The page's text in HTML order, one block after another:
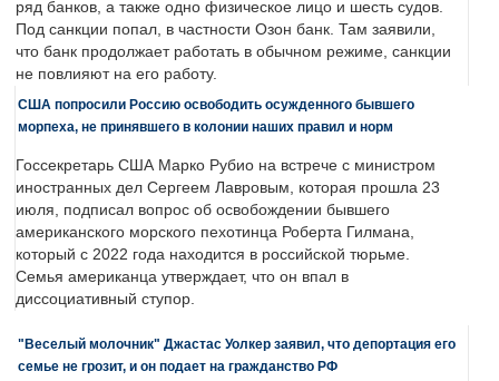
ряд банков, а также одно физическое лицо и шесть судов.
Под санкции попал, в частности Озон банк. Там заявили,
что банк продолжает работать в обычном режиме, санкции
не повлияют на его работу.
США попросили Россию освободить осужденного бывшего
морпеха, не принявшего в колонии наших правил и норм
Госсекретарь США Марко Рубио на встрече с министром
иностранных дел Сергеем Лавровым, которая прошла 23
июля, подписал вопрос об освобождении бывшего
американского морского пехотинца Роберта Гилмана,
который с 2022 года находится в российской тюрьме.
Семья американца утверждает, что он впал в
диссоциативный ступор.
"Веселый молочник" Джастас Уолкер заявил, что депортация его
семье не грозит, и он подает на гражданство РФ